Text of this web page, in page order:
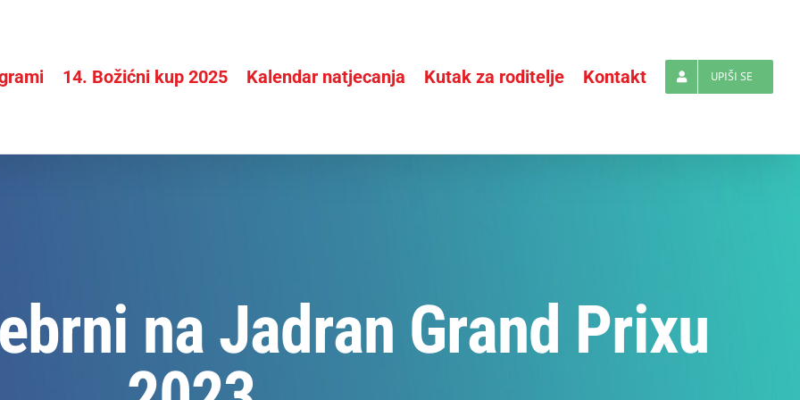
14. Božićni kup 2025 Kalendar natjecanja Kutak za roditelje Kontakt UPIŠI SE
na Jadran Grand Prixu